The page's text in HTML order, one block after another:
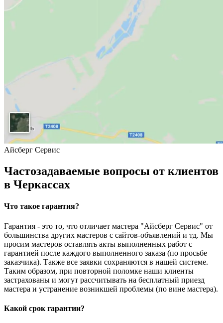
Айсберг Сервис
Частозадаваемые вопросы от клиентов
в Черкассах
Что такое гарантия?
Гарантия - это то, что отличает мастера "Айсберг Сервис" от
большинства других мастеров с сайтов-объявлений и тд. Мы
просим мастеров оставлять акты выполненных работ с
гарантией после каждого выполненного заказа (по просьбе
заказчика). Также все заявки сохраняются в нашей системе.
Таким образом, при повторной поломке наши клиенты
застрахованы и могут рассчитывать на бесплатный приезд
мастера и устранение возникшей проблемы (по вине мастера).
Какой срок гарантии?